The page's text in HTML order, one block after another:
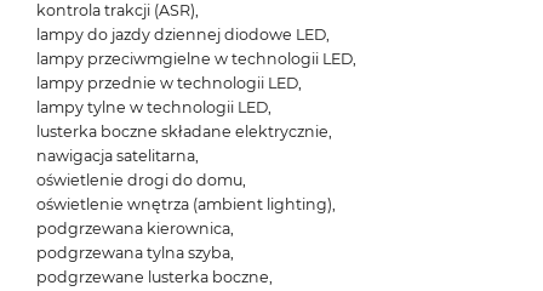
kontrola trakcji (ASR),
lampy do jazdy dziennej diodowe LED,
lampy przeciwmgielne w technologii LED,
lampy przednie w technologii LED,
lampy tylne w technologii LED,
lusterka boczne składane elektrycznie,
nawigacja satelitarna,
oświetlenie drogi do domu,
oświetlenie wnętrza (ambient lighting),
podgrzewana kierownica,
podgrzewana tylna szyba,
podgrzewane lusterka boczne,